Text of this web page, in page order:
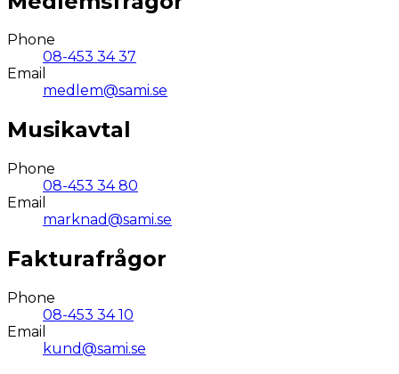
Phone
08-453 34 37
Email
medlem@sami.se
Musikavtal
Phone
08-453 34 80
Email
marknad@sami.se
Fakturafrågor
Phone
08-453 34 10
Email
kund@sami.se